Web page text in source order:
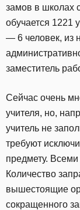
замов в школах
обучается 1221
— 6 человек, из
заместитель
Сейчас очень
учителя, но,
учитель не
требуют
предмету.
Количество
вышестоящие
сокращенного